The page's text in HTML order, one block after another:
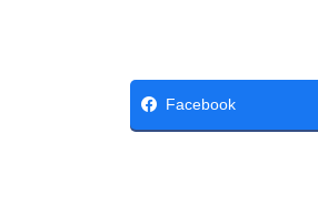
Facebook